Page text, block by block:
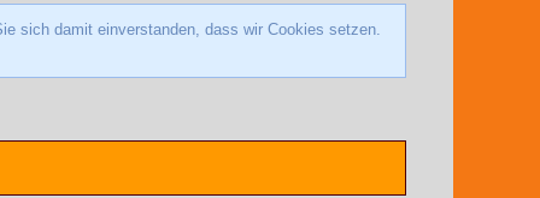
sich damit einverstanden, dass wir Cookies setzen.